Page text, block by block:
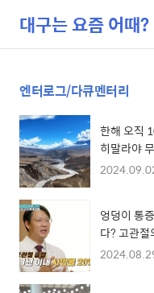
대구는 요즘 어때?
엔터로그/다큐멘터리
한해 오직
히말라야
엉덩이 통
다? 고관